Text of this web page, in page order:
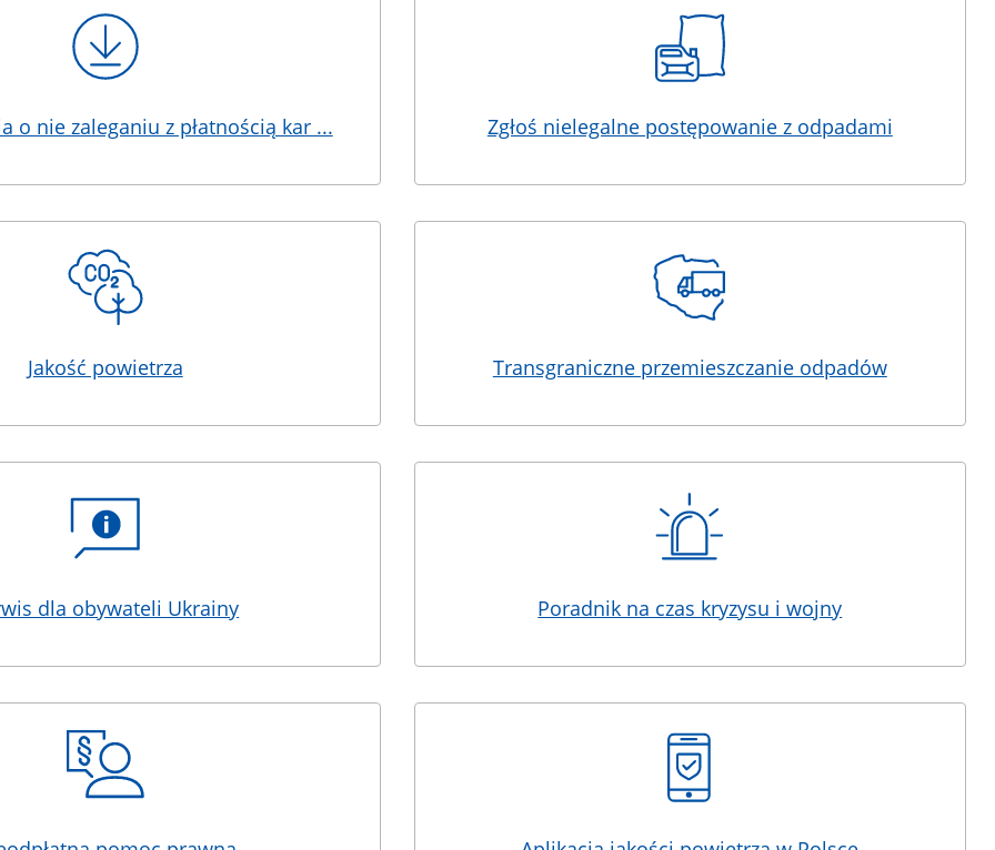
o nie zaleganiu z płatnością kar ... Zgłoś nielegalne postępowanie z odpadami
Jakość powietrza Transgraniczne przemieszczanie odpadów
dla obywateli Ukrainy Poradnik na czas kryzysu i wojny